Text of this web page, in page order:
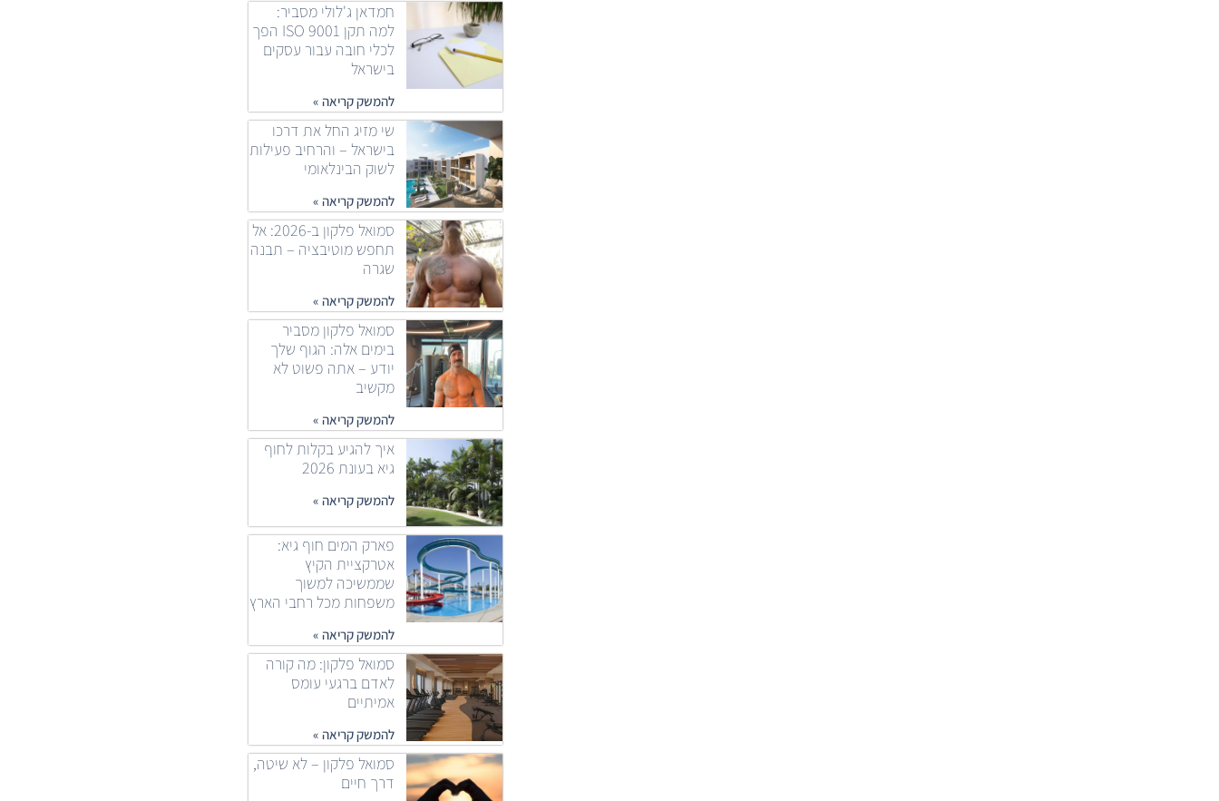
חמדאן ג'לולי מסביר:
למה תקן ISO 9001 הפך
לכלי חובה עבור עסקים
בישראל
להמשק קריאה »
שי מזיג החל את דרכו
בישראל – והרחיב פעילות
לשוק הבינלאומי
להמשק קריאה »
סמואל פלקון ב-2026: אל
תחפש מוטיבציה – תבנה
שגרה
להמשק קריאה »
סמואל פלקון מסביר
בימים אלה: הגוף שלך
יודע – אתה פשוט לא
מקשיב
להמשק קריאה »
איך להגיע בקלות לחוף
גיא בעונת 2026
להמשק קריאה »
פארק המים חוף גיא:
אטרקציית הקיץ
שממשיכה למשוך
משפחות מכל רחבי הארץ
להמשק קריאה »
סמואל פלקון: מה קורה
לאדם ברגעי עומס
אמיתיים
להמשק קריאה »
סמואל פלקון – לא שיטה,
דרך חיים